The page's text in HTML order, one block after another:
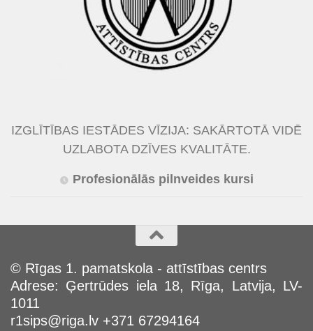
IZGLĪTĪBAS IESTĀDES VĪZIJA: SAKĀRTOTĀ VIDĒ
UZLABOTA DZĪVES KVALITĀTE.
Profesionālās pilnveides kursi
© Rīgas 1. pamatskola - attīstības centrs
Adrese: Ģertrūdes iela 18, Rīga, Latvija, LV-
1011
r1sips@riga.lv +371 67294164